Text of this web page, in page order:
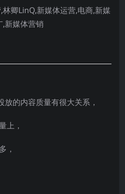
的内容质量有很大关系，
上，
，